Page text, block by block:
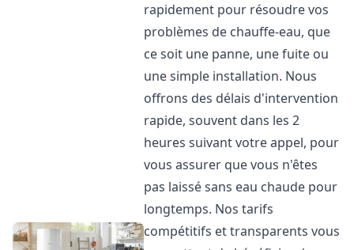
rapidement pour résoudre vos
problèmes de chauffe-eau, que
ce soit une panne, une fuite ou
une simple installation. Nous
offrons des délais d'intervention
rapide, souvent dans les 2
heures suivant votre appel, pour
vous assurer que vous n'êtes
pas laissé sans eau chaude pour
longtemps. Nos tarifs
compétitifs et transparents vous